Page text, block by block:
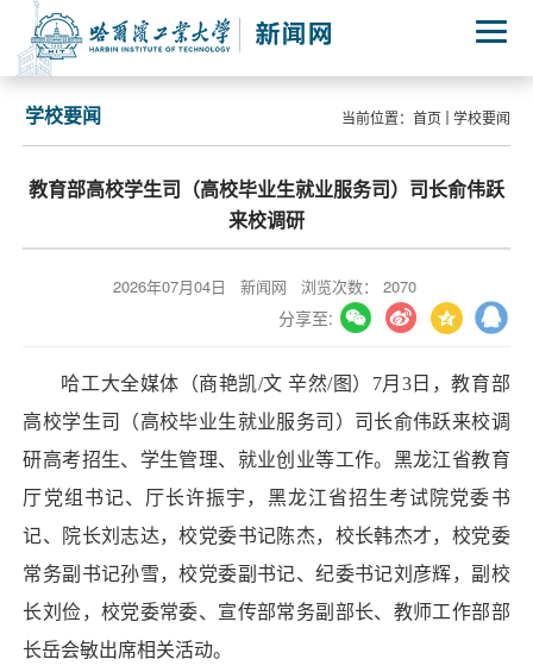
当前位置： 首页 学校要闻
学校要闻
教育部高校学生司（高校毕业生就业服务司）司长俞伟跃
来校调研
2026年07月04日 新闻网 浏览次数： 2070
分享至:
哈工大全媒体（商艳凯/文 辛然/图）7月3日，教育部
高校学生司（高校毕业生就业服务司）司长俞伟跃来校调
研高考招生、学生管理、就业创业等工作。黑龙江省教育
厅党组书记、厅长许振宇，黑龙江省招生考试院党委书
记、院长刘志达，校党委书记陈杰，校长韩杰才，校党委
常务副书记孙雪，校党委副书记、纪委书记刘彦辉，副校
长刘俭，校党委常委、宣传部常务副部长、教师工作部部
长岳会敏出席相关活动。